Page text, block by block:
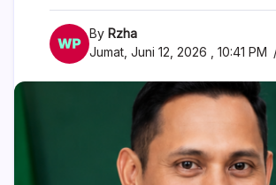
By Rzha
Jumat, Juni 12, 2026 , 10:41 PM